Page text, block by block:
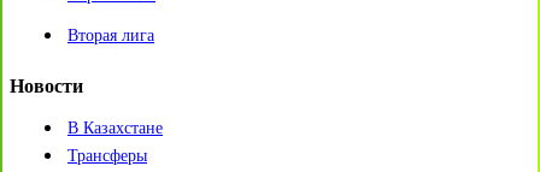
Вторая лига
Новости
В Казахстане
Трансферы